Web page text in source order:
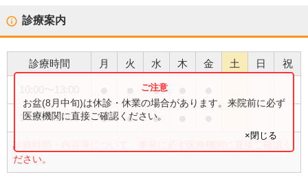
診療案内
診療時間 月 火 水 木 金 土 日 祝
●
14:00〜17:00 ● ● ●
診療時間・内容等について、事前に必ず医療機関に直接ご確認く
ださい。
お盆(8月中旬)は休診・休業の場合があります。来院前に必ず
医療機関に直接ご確認ください。
×閉じる